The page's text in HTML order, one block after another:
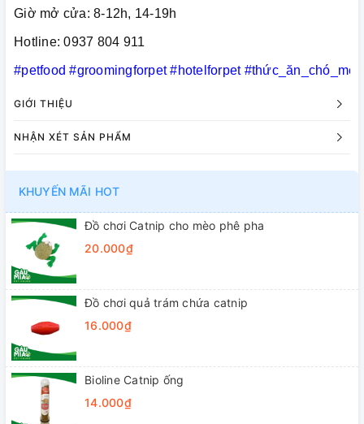
Giờ mở cửa: 8-12h, 14-19h
Hotline: 0937 804 911
#petfood #groomingforpet #hotelforpet #thức_ăn_chó_mèo
GIỚI THIỆU
NHẬN XÉT SẢN PHẨM
KHUYẾN MÃI HOT
Đồ chơi Catnip cho mèo phê pha
20.000₫
Đồ chơi quả trám chứa catnip
16.000₫
Bioline Catnip ống
14.000₫